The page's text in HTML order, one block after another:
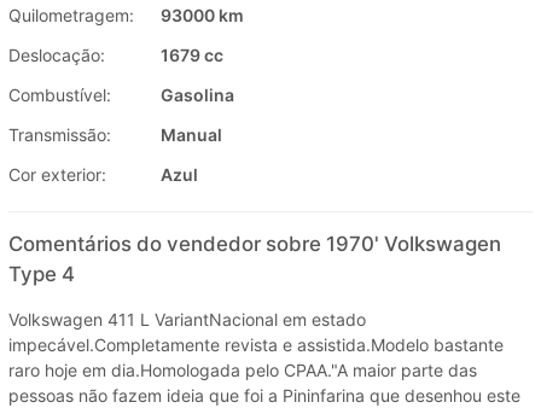
Quilometragem:
93000 km
Deslocação:
1679 cc
Combustível:
Gasolina
Transmissão:
Manual
Cor exterior:
Azul
Comentários do vendedor sobre 1970' Volkswagen
Type 4
Volkswagen 411 L VariantNacional em estado
impecável.Completamente revista e assistida.Modelo bastante
raro hoje em dia.Homologada pelo CPAA."A maior parte das
pessoas não fazem ideia que foi a Pininfarina que desenhou este